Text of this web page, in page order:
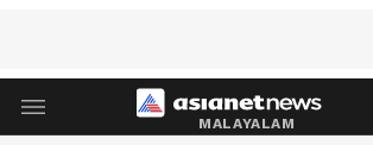
MALAYALAM